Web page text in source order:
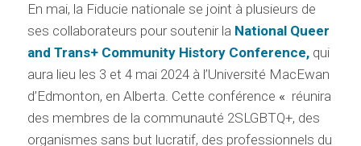
En mai, la Fiducie nationale se joint à plusieurs de
ses collaborateurs pour soutenir la National Queer
and Trans+ Community History Conference,qui
aura lieu les 3 et 4 mai 2024 à l’Université MacEwan
d’Edmonton, en Alberta. Cette conférence « réunira
des membres de la communauté 2SLGBTQ+, des
organismes sans but lucratif, des professionnels du